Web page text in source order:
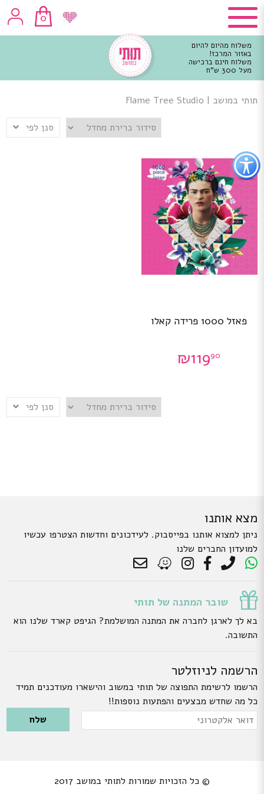
כפתור
לפתיחת
תפריט
נגישות
0
משלוח מהיום להיום
באזור המרכז!
משלוח חינם ברכישה
מעל 300 ש"ח
מרכזי
תותי במושב |
Flame Tree Studio
סנן לפי
פאזל 1000 פרידה קאלו
₪11990
סנן לפי
מצא אותנו
ניתן למצוא אותנו בפייסבוק. לעידכונים וחדשות הצטרפו עכשיו
למועדון החברים שלנו
שובר המתנה של תותי
בא לך לארגן לחברה את המתנה המושלמת? הגיפט קארד שלנו הוא
התשובה.
הרשמה לניוזלטר
הרשמו לרשימת התפוצה של תותי במשוב והישארו מעודכנים תמיד
כל מה שחדש מבצעים והפתעות נוספות!!
Please leave this field empty.
דואר
© כל הזכויות שמורות לתותי במושב 2017